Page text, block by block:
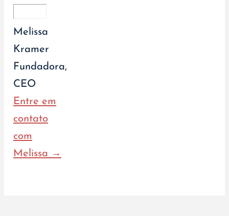
Melissa
Kramer
Fundadora,
CEO
Entre em
contato
com
Melissa →